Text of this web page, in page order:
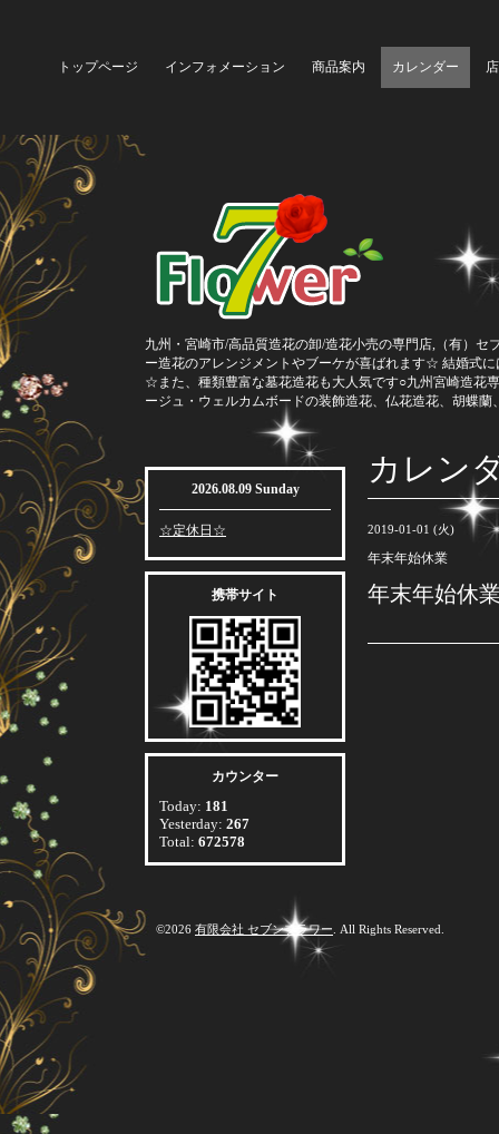
トップページ インフォメーション 商品案内 カレンダー
九州・宮崎市/高品質造花の卸/造花小売の専門店,（有）
ー造花のアレンジメントやブーケが喜ばれます☆ 結婚式
☆また、種類豊富な墓花造花も大人気です○九州宮崎造花
ージュ・ウェルカムボードの装飾造花、仏花造花、胡蝶蘭
カレン
2019-01-01 (火)
年末年始休業
年末年始休
2026.08.09 Sunday
☆定休日☆
携帯サイト
カウンター
Today: 181
Yesterday: 267
Total: 672578
©2026 有限会社 セブンフラワー . All Rights Reserved.